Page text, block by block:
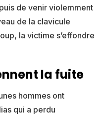
de venir violemment
de la clavicule
la victime s’effondre
la fuite
hommes ont
qui a perdu